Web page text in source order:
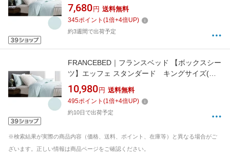
100%/140×195×35cm/ブルー) フランスベッド
7,680 円 送料無料
345ポイント (1倍+4倍UP)
約3週間で出荷予定
FRANCEBED｜フランスベッド 【ボックスシー
ツ】エッフェ スタンダード キングサイズ(綿
100%/195×195×35cm/ブルー) フランスベッド
10,980 円 送料無料
495ポイント (1倍+4倍UP)
約10日で出荷予定
※検索結果が実際の商品内容（価格、送料、ポイント、在庫等）と異なる場合がご
ざいます。正しい情報は商品ページをご確認ください。